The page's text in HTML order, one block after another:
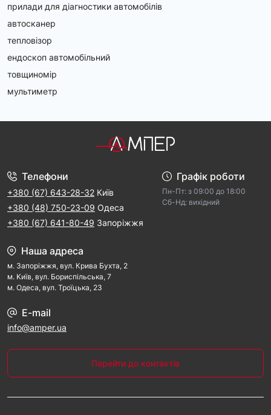
прилади для діагностики автомобілів
автосканер
тепловізор
ендоскоп автомобільний
товщиномір
мультиметр
Телефони
+380 (67) 643-28-32 Київ
+380 (48) 750-23-09 Одеса
+380 (67) 641-80-49 Запоріжжя
Графік роботи
Пн-Пт: з 09:00 дo 18:00
Cб-Hд: виxідний
Наша адреса
м. Запорiжжя, вул. Крива Бухта, 2
м. Kиїв, вул. Бориспільська, 7
м. Одеса, вул. Троїцька, 23
E-mail
info@amper.ua
Перейти до контактів